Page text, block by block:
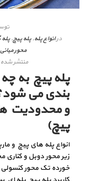
درانواع پله,پله پیچ,
محور
منتشر شده
پله پیچ به
بندی می شود؟
و محدودیت
پیچ)
انواع پله های پیچ و
زیر محور دوبل و
خورده تک محور